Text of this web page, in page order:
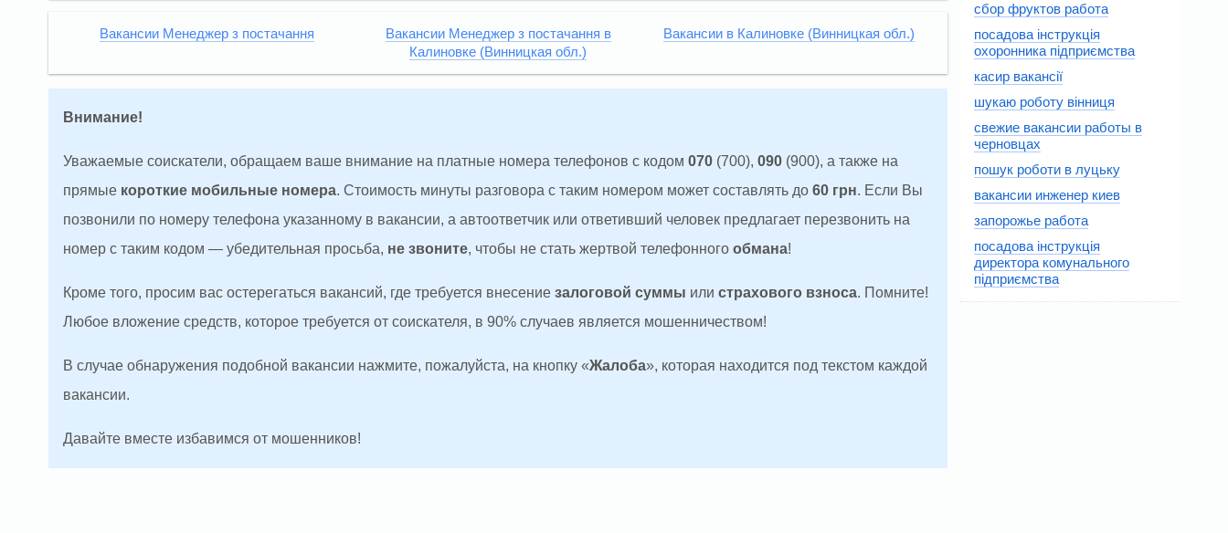
Вакансии Менеджер з постачання
Вакансии Менеджер з постачання в
Калиновке (Винницкая обл.)
Вакансии в Калиновке (Винницкая обл.)
Внимание!
Уважаемые соискатели, обращаем ваше внимание на платные номера телефонов с кодом 070 (700), 090 (900), а также на
прямые короткие мобильные номера. Стоимость минуты разговора с таким номером может составлять до 60 грн. Если Вы
позвонили по номеру телефона указанному в вакансии, а автоответчик или ответивший человек предлагает перезвонить на
номер с таким кодом — убедительная просьба, не звоните, чтобы не стать жертвой телефонного обмана!
Кроме того, просим вас остерегаться вакансий, где требуется внесение залоговой суммы или страхового взноса. Помните!
Любое вложение средств, которое требуется от соискателя, в 90% случаев является мошенничеством!
В случае обнаружения подобной вакансии нажмите, пожалуйста, на кнопку «Жалоба», которая находится под текстом каждой
вакансии.
Давайте вместе избавимся от мошенников!
сбор фруктов работа
посадова інструкція
охоронника підприємства
касир вакансії
шукаю роботу вінниця
свежие вакансии работы в
черновцах
пошук роботи в луцьку
вакансии инженер киев
запорожье работа
посадова інструкція
директора комунального
підприємства